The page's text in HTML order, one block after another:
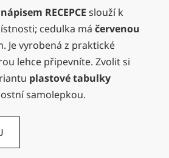
RECEPCE slouží k
cedulka má červenou
Je vyrobená z praktické
lehce připevníte. Zvolit si
plastové tabulky
samolepkou.